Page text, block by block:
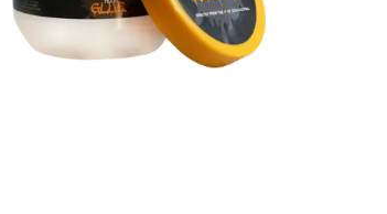
KEEPERsportKEEPERsport Varan7
Champ NC